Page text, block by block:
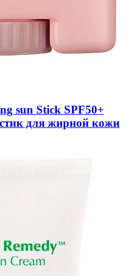
sun Stick SPF50+
для жирной кожи